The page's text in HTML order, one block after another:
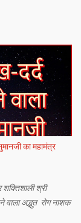
का महामंत्र
श्री
वाला अद्भुत रोग नाशक